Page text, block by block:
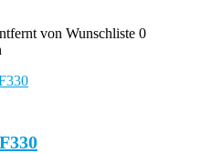
von Wunschliste 0